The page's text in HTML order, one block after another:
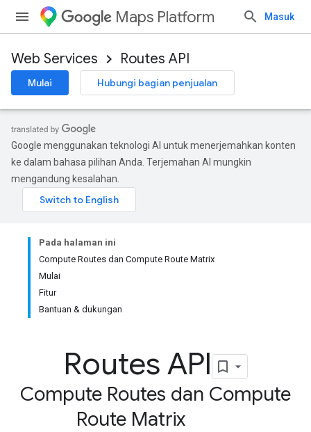
Maps Platform Masuk
Web Services Routes API
Mulai Hubungi bagian penjualan
Google menggunakan teknologi AI untuk menerjemahkan konten
ke dalam bahasa pilihan Anda. Terjemahan AI mungkin
mengandung kesalahan.
Pada halaman ini
Compute Routes dan Compute Route Matrix
Mulai
Fitur
Bantuan & dukungan
Routes API
Compute Routes dan Compute
Route Matrix